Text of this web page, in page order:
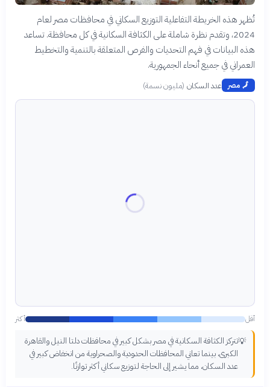
تُظهر هذه الخريطة التفاعلية التوزيع السكاني في محافظات مصر لعام
2024، وتقدم نظرة شاملة على الكثافة السكانية في كل محافظة. تساعد
هذه البيانات في فهم التحديات والفرص المتعلقة بالتنمية والتخطيط
العمراني في جميع أنحاء الجمهورية.
🗾 مصر عدد السكان (مليون نسمة)
أقل أكثر
💡تتركز الكثافة السكانية في مصر بشكل كبير في محافظات دلتا النيل والقاهرة
الكبرى، بينما تعاني المحافظات الحدودية والصحراوية من انخفاض كبير في
عدد السكان، مما يشير إلى الحاجة لتوزيع سكاني أكثر توازنًا.